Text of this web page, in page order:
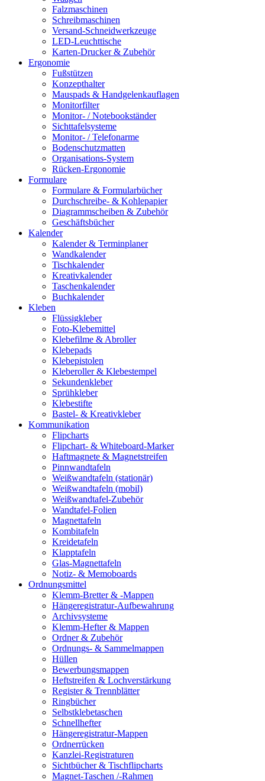
Falzmaschinen
Schreibmaschinen
Versand-Schneidwerkzeuge
LED-Leuchttische
Karten-Drucker & Zubehör
Ergonomie
Fußstützen
Konzepthalter
Mauspads & Handgelenkauflagen
Monitorfilter
Monitor- / Notebookständer
Sichttafelsysteme
Monitor- / Telefonarme
Bodenschutzmatten
Organisations-System
Rücken-Ergonomie
Formulare
Formulare & Formularbücher
Durchschreibe- & Kohlepapier
Diagrammscheiben & Zubehör
Geschäftsbücher
Kalender
Kalender & Terminplaner
Wandkalender
Tischkalender
Kreativkalender
Taschenkalender
Buchkalender
Kleben
Flüssigkleber
Foto-Klebemittel
Klebefilme & Abroller
Klebepads
Klebepistolen
Kleberoller & Klebestempel
Sekundenkleber
Sprühkleber
Klebestifte
Bastel- & Kreativkleber
Kommunikation
Flipcharts
Flipchart- & Whiteboard-Marker
Haftmagnete & Magnetstreifen
Pinnwandtafeln
Weißwandtafeln (stationär)
Weißwandtafeln (mobil)
Weißwandtafel-Zubehör
Wandtafel-Folien
Magnettafeln
Kombitafeln
Kreidetafeln
Klapptafeln
Glas-Magnettafeln
Notiz- & Memoboards
Ordnungsmittel
Klemm-Bretter & -Mappen
Hängeregistratur-Aufbewahrung
Archivsysteme
Klemm-Hefter & Mappen
Ordner & Zubehör
Ordnungs- & Sammelmappen
Hüllen
Bewerbungsmappen
Heftstreifen & Lochverstärkung
Register & Trennblätter
Ringbücher
Selbstklebetaschen
Schnellhefter
Hängeregistratur-Mappen
Ordnerrücken
Kanzlei-Registraturen
Sichtbücher & Tischflipcharts
Magnet-Taschen /-Rahmen